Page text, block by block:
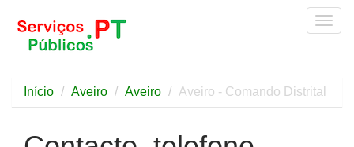
Início Aveiro Aveiro Aveiro - Comando Distrital